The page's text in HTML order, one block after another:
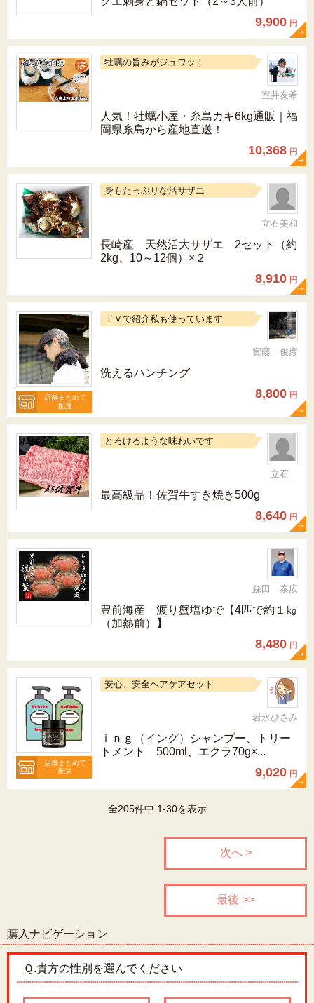
9,900 円
牡蠣の旨みがジュワッ！
室井友希
人気！牡蠣小屋・糸島カキ6kg通販｜福
岡県糸島から産地直送！
10,368 円
身もたっぷりな活サザエ
立石美和
長崎産 天然活大サザエ 2セット（約
2kg、10～12個）×２
8,910 円
店舗まとめて
配送
ＴＶで紹介私も使っています
實藤 俊彦
洗えるハンチング
8,800 円
とろけるような味わいです
立石
最高級品！佐賀牛すき焼き500g
8,640 円
森田 泰広
豊前海産 渡り蟹塩ゆで【4匹で約１㎏
（加熱前）】
8,480 円
店舗まとめて
配送
安心、安全ヘアケアセット
岩永ひさみ
ｉｎｇ（イング）シャンプー、トリー
トメント 500ml、エクラ70g×...
9,020 円
全205件中 1-30を表示
次へ >
最後 >>
購入ナビゲーション
Ｑ.貴方の性別を選んでください